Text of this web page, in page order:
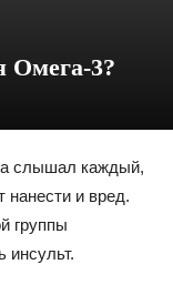
Омега-3?
слышал каждый,
нанести и вред.
группы
инсульт.